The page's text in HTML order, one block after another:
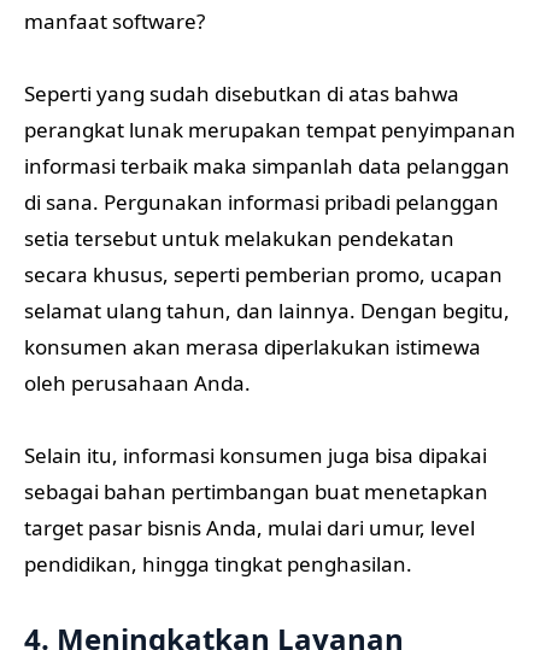
manfaat software?
Seperti yang sudah disebutkan di atas bahwa
perangkat lunak merupakan tempat penyimpanan
informasi terbaik maka simpanlah data pelanggan
di sana. Pergunakan informasi pribadi pelanggan
setia tersebut untuk melakukan pendekatan
secara khusus, seperti pemberian promo, ucapan
selamat ulang tahun, dan lainnya. Dengan begitu,
konsumen akan merasa diperlakukan istimewa
oleh perusahaan Anda.
Selain itu, informasi konsumen juga bisa dipakai
sebagai bahan pertimbangan buat menetapkan
target pasar bisnis Anda, mulai dari umur, level
pendidikan, hingga tingkat penghasilan.
4. Meningkatkan Layanan